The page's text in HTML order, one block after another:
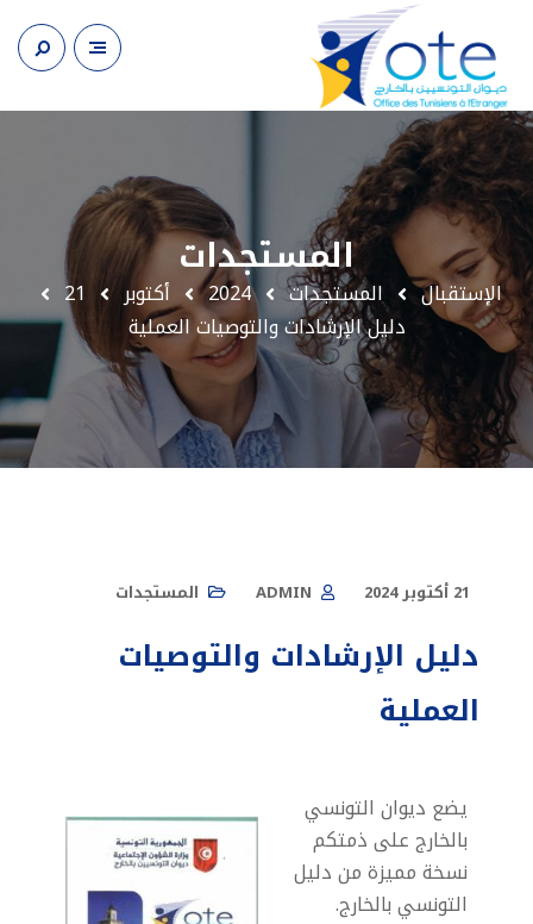
المستجدات
الإستقبال المستجدات 2024 أكتوبر
21
دليل الإرشادات والتوصيات العملية
21 أكتوبر 2024 ADMIN المستجدات
دليل الإرشادات والتوصيات
العملية
يضع ديوان التونسي
بالخارج على ذمتكم
نسخة مميزة من دليل
التونسي بالخارج.